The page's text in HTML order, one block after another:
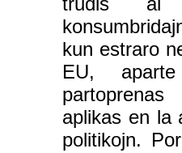
kun estraro
EU,
aplikas en la
politikojn.